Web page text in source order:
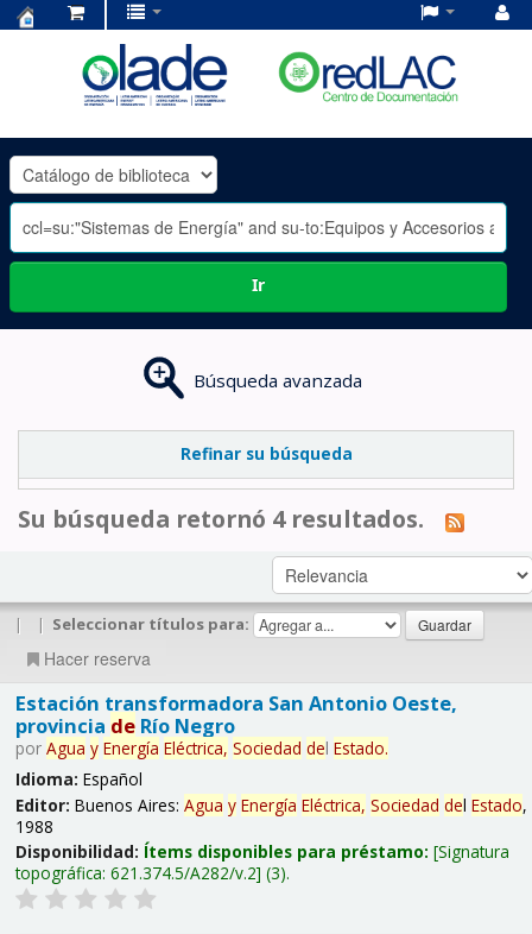
OLADE
-
Ir
Búsqueda avanzada
Refinar su búsqueda
Su búsqueda retornó 4 resultados.
| | Seleccionar títulos para:
Hacer reserva
Estación transformadora San Antonio Oeste,
provincia deRío Negro
por Agua y Energía Eléctrica, Sociedad del Estado.
Idioma: Español
Editor: Buenos Aires: Agua y Energía Eléctrica, Sociedad del Estado,
1988
Disponibilidad: Ítems disponibles para préstamo: Signatura
topográfica: 621.374.5/A282/v.2 (3).